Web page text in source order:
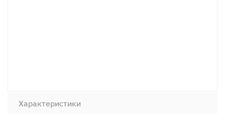
Характеристики